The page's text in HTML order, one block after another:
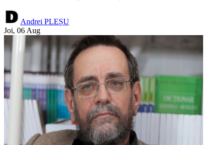
Andrei PLEȘU
Joi, 06 Aug